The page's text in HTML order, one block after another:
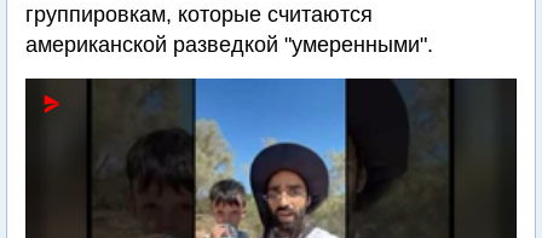
группировкам, которые считаются
американской разведкой "умеренными".